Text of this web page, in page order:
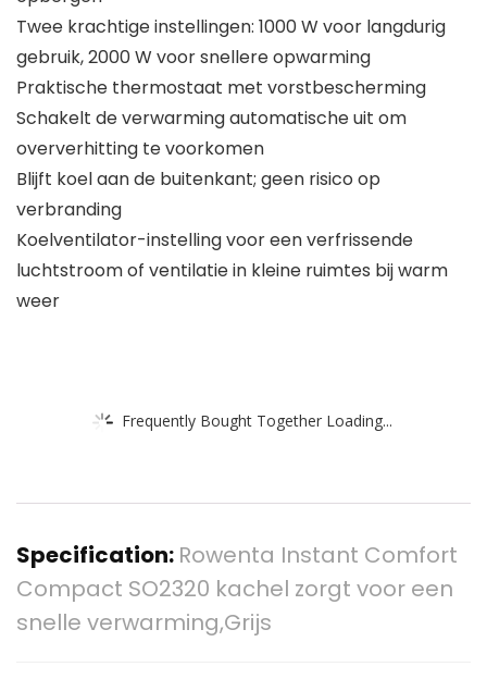
Twee krachtige instellingen: 1000 W voor langdurig
gebruik, 2000 W voor snellere opwarming
Praktische thermostaat met vorstbescherming
Schakelt de verwarming automatische uit om
oververhitting te voorkomen
Blijft koel aan de buitenkant; geen risico op
verbranding
Koelventilator-instelling voor een verfrissende
luchtstroom of ventilatie in kleine ruimtes bij warm
weer
Frequently Bought Together Loading...
Specification: Rowenta Instant Comfort
Compact SO2320 kachel zorgt voor een
snelle verwarming,Grijs